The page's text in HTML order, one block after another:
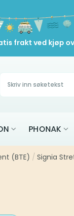
frakt ved kjøp
Søk
etter:
PHONAK
(BTE) / Signia